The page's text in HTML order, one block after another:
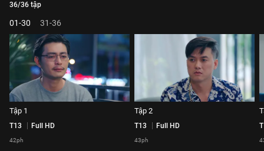
36/36 tập
01-30 31-36
Tập 1
T13 Full HD
42ph
Tập 2
T13 Full HD
43ph